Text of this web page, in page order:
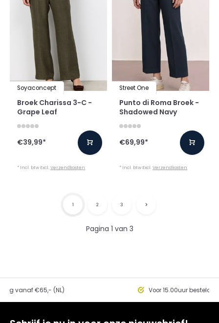
Soyaconcept
Broek Charissa 3-C -
Grape Leaf
€39,99*
* Incl. btw Excl. Verzendkosten
Street One
Punto di Roma Broek -
Shadowed Navy
€69,99*
* Incl. btw Excl. Verzendkosten
Pagina 1 van 3
1 2 3
vanaf €65,- (NL) Voor 15.00uur besteld,